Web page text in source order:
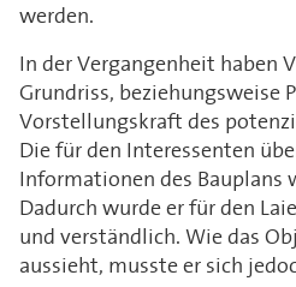
werden.
In der Vergangenheit haben
Grundriss, beziehungsweise
Vorstellungskraft des
Die für den Interessenten
Informationen des Bauplans
Dadurch wurde er für den
und verständlich. Wie das
aussieht, musste er sich